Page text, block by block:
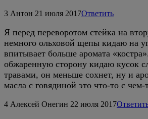
3 Антон 21 июля 2017Ответить
Я перед переворотом стейка на
немного ольховой щепы кидаю на
впитывает больше аромата
обжаренную сторону кидаю кусок
травами, он меньше сохнет, ну и
масла с говядиной это что-то с чем-
4 Алексей Онегин 22 июля 2017